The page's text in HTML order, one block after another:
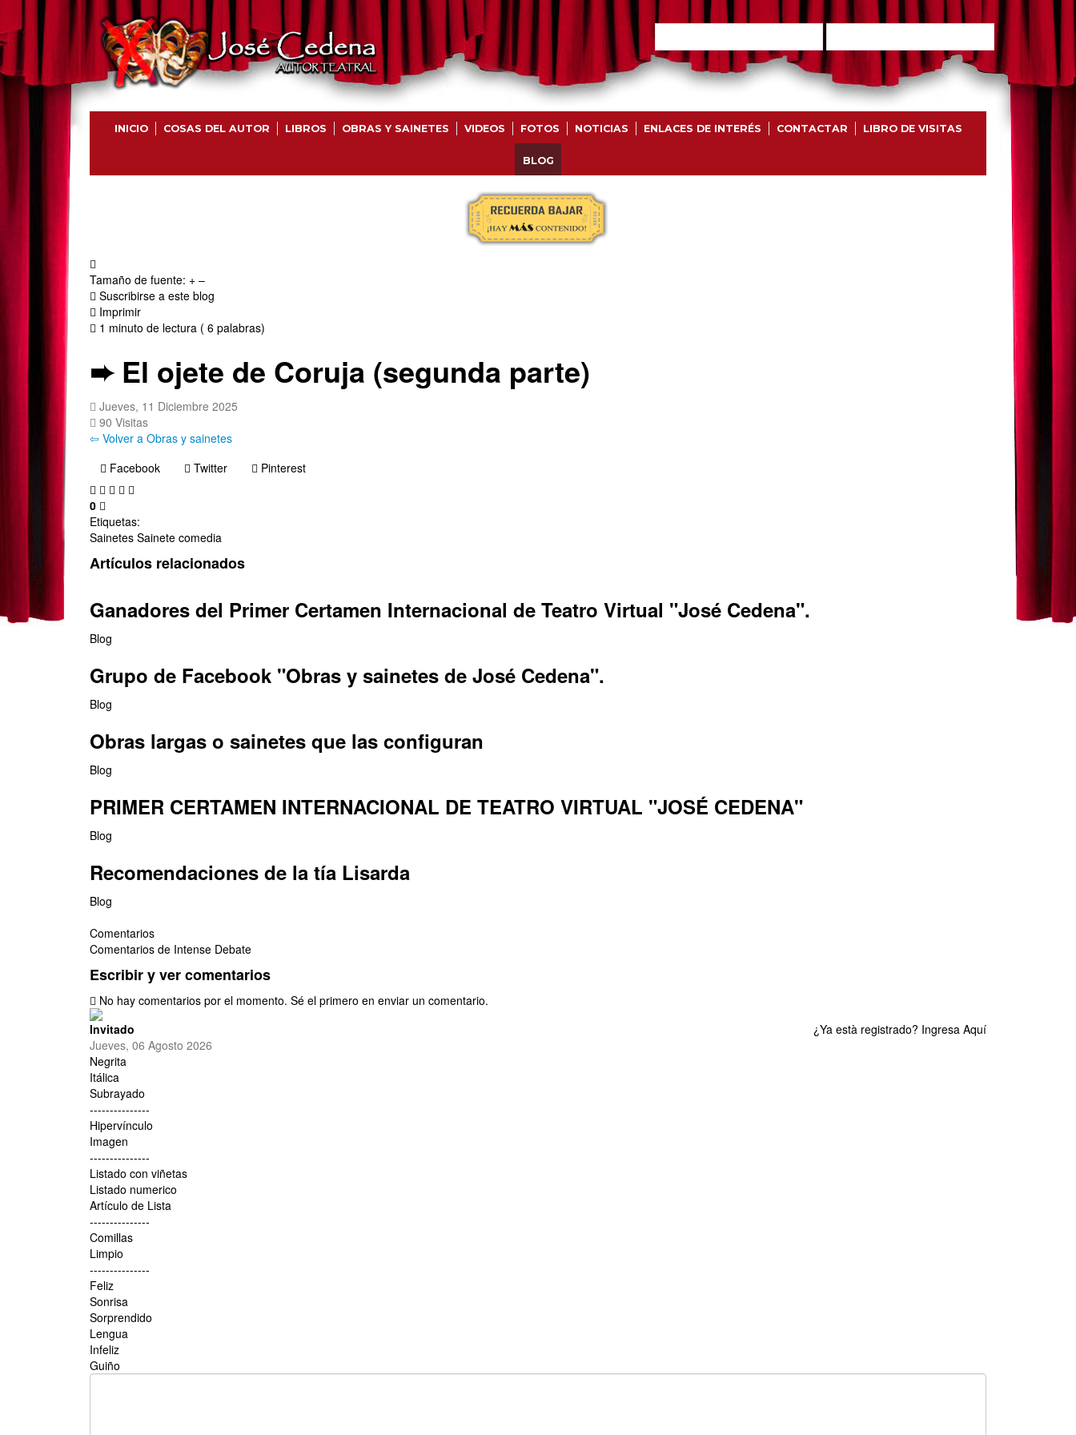
INICIO COSAS DEL AUTOR LIBROS OBRAS Y SAINETES VIDEOS FOTOS NOTICIAS ENLACES DE INTERÉS CONTACTAR LIBRO DE VISITAS
BLOG
Tamaño de fuente: + –
Suscribirse a este blog
Imprimir
1 minuto de lectura ( 6 palabras)
➨ El ojete de Coruja (segunda parte)
Jueves, 11 Diciembre 2025
90 Visitas
⇦ Volver a Obras y sainetes
Facebook
Twitter Pinterest
0
Etiquetas:
Sainetes Sainete comedia
Artículos relacionados
Ganadores del Primer Certamen Internacional de Teatro Virtual "José Cedena".
Blog
Grupo de Facebook "Obras y sainetes de José Cedena".
Blog
Obras largas o sainetes que las configuran
Blog
PRIMER CERTAMEN INTERNACIONAL DE TEATRO VIRTUAL "JOSÉ CEDENA"
Blog
Recomendaciones de la tía Lisarda
Blog
Comentarios
Comentarios de Intense Debate
Escribir y ver comentarios
No hay comentarios por el momento. Sé el primero en enviar un comentario.
¿Ya està registrado? Ingresa Aquí
Invitado
Jueves, 06 Agosto 2026
Negrita
Itálica
Subrayado
---------------
Hipervínculo
Imagen
---------------
Listado con viñetas
Listado numerico
Artículo de Lista
---------------
Comillas
Limpio
---------------
Feliz
Sonrisa
Sorprendido
Lengua
Infeliz
Guiño